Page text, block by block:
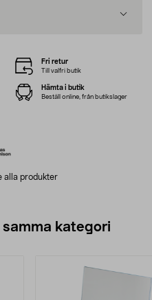
alla produkter
Fri retur
Till valfri butik
Hämta i butik
Beställ online, från butikslager
kategori